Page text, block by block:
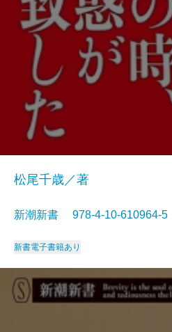
松尾千歳／著
新潮新書 978-4-10-
新書電子書籍あり